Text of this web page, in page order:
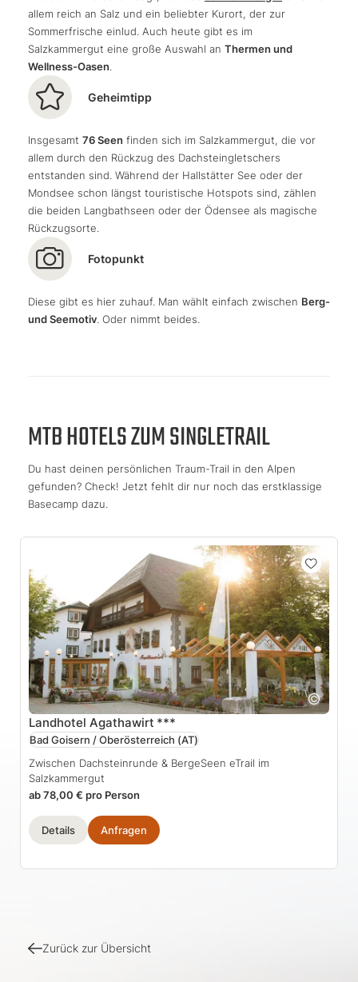
Mountainbike Urlaub mal etwas genauer unter die
Lupe nehmen will. Letztlich werden viele erleben, was
ich erlebt habe:Durch das e-MTB verkürzen sich die
Wegeund die Vielfältigkeit der Eindrücke auf der
Forststraße und den Güterwegen, die sich durch alte
Gehöfte schlängeln, erreichen ein Niveau, das ich mir
bis dato nicht vorstellen konnte.
allem reich an Salz und ein beliebter Kurort, der zur
Sommerfrische einlud. Auch heute gibt es im
Salzkammergut eine große Auswahl an Thermen und
Wellness-Oasen.
Geheimtipp
Insgesamt 76 Seen finden sich im Salzkammergut, die vor
allem durch den Rückzug des Dachsteingletschers
entstanden sind. Während der Hallstätter See oder der
Mondsee schon längst touristische Hotspots sind, zählen
die beiden Langbathseen oder der Ödensee als magische
Rückzugsorte.
Fotopunkt
Diese gibt es hier zuhauf. Man wählt einfach zwischen Berg-
und Seemotiv. Oder nimmt beides.
MTB HOTELS ZUM SINGLETRAIL
Du hast deinen persönlichen Traum-Trail in den Alpen
gefunden? Check! Jetzt fehlt dir nur noch das erstklassige
Basecamp dazu.
Landhotel Agathawirt ***
Bad Goisern / Oberösterreich (AT)
Zwischen Dachsteinrunde & BergeSeen eTrail im
Salzkammergut
ab 78,00 € pro Person
Details Anfragen
Zurück zur Übersicht